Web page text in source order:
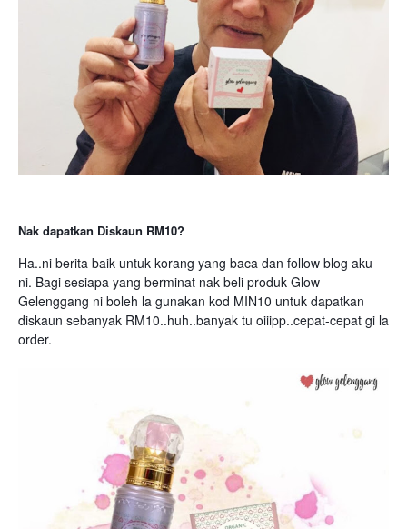
Nak dapatkan Diskaun RM10?
Ha..ni berita baik untuk korang yang baca dan follow blog aku
ni. Bagi sesiapa yang berminat nak beli produk Glow
Gelenggang ni boleh la gunakan kod MIN10 untuk dapatkan
diskaun sebanyak RM10..huh..banyak tu oiiipp..cepat-cepat gi la
order.